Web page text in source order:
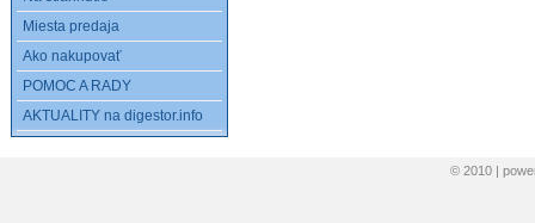
Miesta predaja
Ako nakupovať
POMOC A RADY
AKTUALITY na digestor.info
© 2010 |